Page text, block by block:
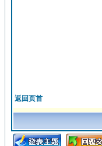
返回页首